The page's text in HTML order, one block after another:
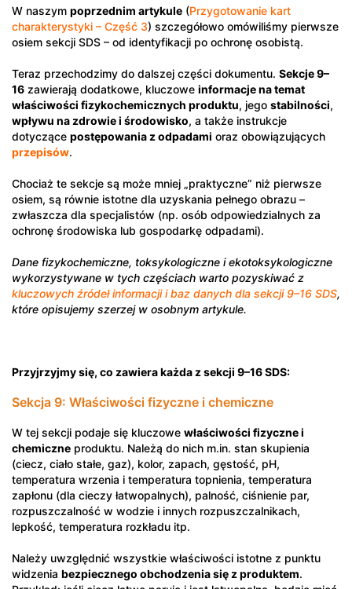
W naszym poprzednim artykule (Przygotowanie kart
charakterystyki – Część 3) szczegółowo omówiliśmy pierwsze
osiem sekcji SDS – od identyfikacji po ochronę osobistą.
Teraz przechodzimy do dalszej części dokumentu. Sekcje 9–
16 zawierają dodatkowe, kluczowe informacje na temat
właściwości fizykochemicznych produktu, jego stabilności,
wpływu na zdrowie i środowisko, a także instrukcje
dotyczące postępowania z odpadami oraz obowiązujących
przepisów.
Chociaż te sekcje są może mniej „praktyczne” niż pierwsze
osiem, są równie istotne dla uzyskania pełnego obrazu –
zwłaszcza dla specjalistów (np. osób odpowiedzialnych za
ochronę środowiska lub gospodarkę odpadami).
Dane fizykochemiczne, toksykologiczne i ekotoksykologiczne
wykorzystywane w tych częściach warto pozyskiwać z
kluczowych źródeł informacji i baz danych dla sekcji 9–16 SDS,
które opisujemy szerzej w osobnym artykule.
Przyjrzyjmy się, co zawiera każda z sekcji 9–16 SDS:
Sekcja 9: Właściwości fizyczne i chemiczne
W tej sekcji podaje się kluczowe właściwości fizyczne i
chemiczne produktu. Należą do nich m.in. stan skupienia
(ciecz, ciało stałe, gaz), kolor, zapach, gęstość, pH,
temperatura wrzenia i temperatura topnienia, temperatura
zapłonu (dla cieczy łatwopalnych), palność, ciśnienie par,
rozpuszczalność w wodzie i innych rozpuszczalnikach,
lepkość, temperatura rozkładu itp.
Należy uwzględnić wszystkie właściwości istotne z punktu
widzenia bezpiecznego obchodzenia się z produktem.